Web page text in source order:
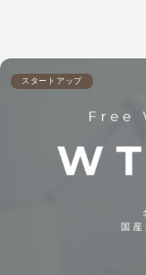
スタートアップ